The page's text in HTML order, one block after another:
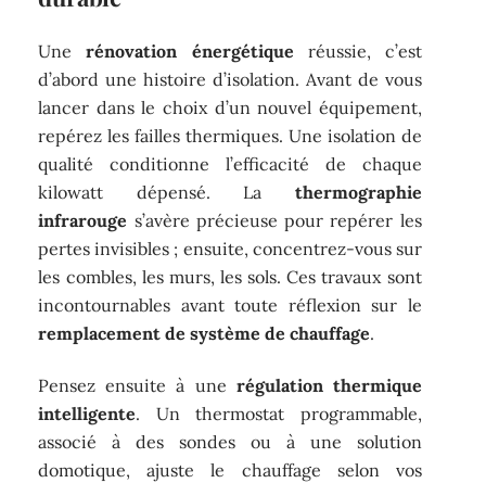
Unerénovation énergétique réussie, c’est
d’abord une histoire d’isolation. Avant de vous
lancer dans le choix d’un nouvel équipement,
repérez les failles thermiques. Une isolation de
qualité conditionne l’efficacité de chaque
kilowatt dépensé. La thermographie
infrarouge s’avère précieuse pour repérer les
pertes invisibles ; ensuite, concentrez-vous sur
les combles, les murs, les sols. Ces travaux sont
incontournables avant toute réflexion sur le
remplacement de système de chauffage.
Pensez ensuite à une régulation thermique
intelligente. Un thermostat programmable,
associé à des sondes ou à une solution
domotique, ajuste le chauffage selon vos